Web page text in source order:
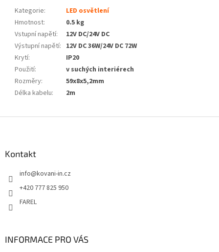
Kategorie:
LED osvětlení
Hmotnost:
0.5 kg
Vstupní napětí:
12V DC/24V DC
Výstupní napětí: 12V DC 36W/24V DC 72W
Krytí:
IP20
Použití:
v suchých interiérech
Rozměry:
59x8x5,2mm
Délka kabelu: 2m
Kontakt
info@kovani-in.cz
+420 777 825 950
FAREL
INFORMACE PRO VÁS